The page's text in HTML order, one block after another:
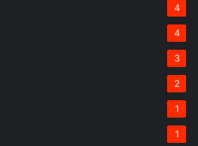
4
4
3
2
1
1